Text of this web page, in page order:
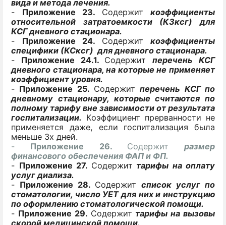
вида и метода лечения.
-
Приложение 23. Содержит коэффициенты
относительной затратоемкости (КЗксг) для
КСГ дневного стационара.
-
Приложение 24. Содержит коэффициенты
специфики (КСксг) для дневного стационара.
-
Приложение 24.1. Содержитперечень КСГ
дневного стационара, на которые не применяет
коэффициент уровня.
- Приложение 25. Содержит перечень КСГ по
дневному стационару, которые считаются по
полному тарифу вне зависимости отрезультата
госпитализации. Коэффициент прерванности не
применяется даже, если госпитализация была
меньше 3х дней.
- Приложение 26. Содержит размер
финансового обеспечения ФАП и ФП.
- Приложение 27. Содержит тарифы на оплату
услуг диализа.
- Приложение 28. Содержит список услуг по
стоматологии, число УЕТ для них и инструкцию
по оформлению стоматологической помощи.
- Приложение 29. Содержит тарифы на вызовы
скорой медицинской помощи.